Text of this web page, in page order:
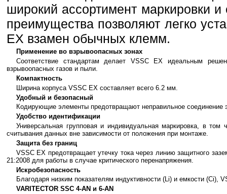
широкий ассортимент маркировки и
преимущества позволяют легко
EX взамен обычных клемм.
Применение во взрывоопасных зонах
Соответствие стандартам делает VSSC EX идеальным
взрывоопасных газов и пыли.
Компактность
Ширина корпуса VSSC EX составляет всего 6.2 мм.
Удобный и безопасный
Кодирующие элементы предотвращают неправильное соединение
Удобство идентификации
Универсальная групповая и индивидуальная маркировка, в
считывания данных вне зависимости от положения при монтаже.
Защита без границ
VSSC EX предотвращает утечку тока через линию защитного
21:2008 для работы в случае критического перенапряжения.
Искробезопасность
Благодаря низким показателям индуктивности (Li) и емкости (Ci),
VARITECTOR SSC 4-AN и 6-AN